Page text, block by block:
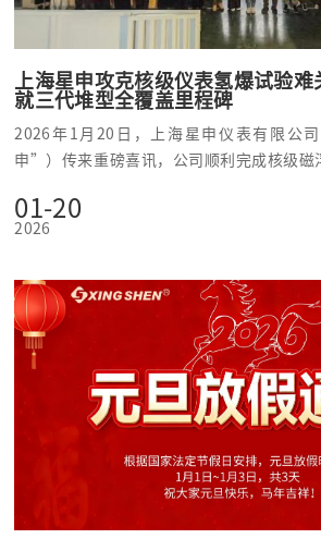
上海星申攻克核级仪表氢爆试验
就三代堆型全覆盖里程碑
2026年1月20日，上海星申仪表有限公
申”）传来重磅喜讯，公司顺利完成核级磁
01-20
2026